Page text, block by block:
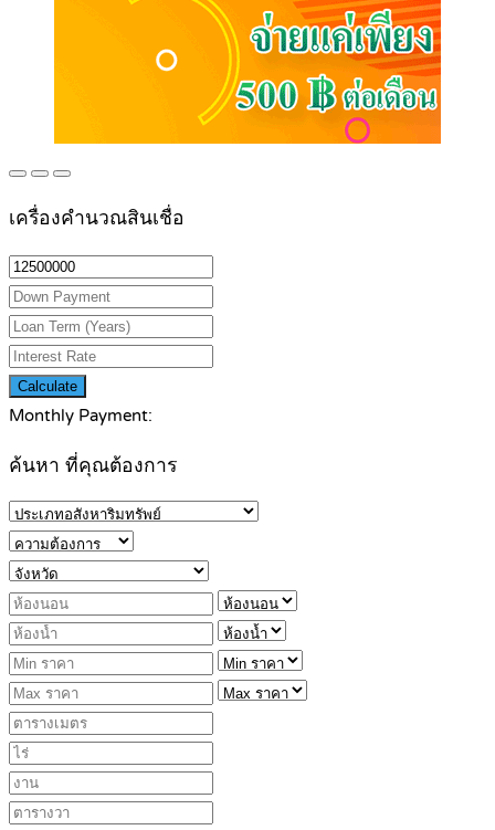
เครื่องคำนวณสินเชื่อ
Calculate
Monthly Payment:
ค้นหา ที่คุณต้องการ